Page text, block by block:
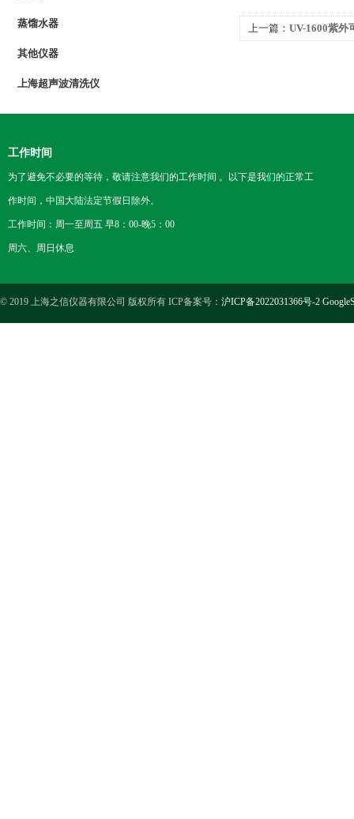
蒸馏水器
其他仪器
上海超声波清洗仪
上一篇： UV-1600紫外
工作时间
为了避免不必要的等待，敬请注意我们的工作时间 。以下是我们的正常工
作时间，中国大陆法定节假日除外。
工作时间：周一至周五 早8：00-晚5：00
周六、周日休息
© 2019 上海之信仪器有限公司 版权所有 ICP备案号： 沪ICP备2022031366号-2